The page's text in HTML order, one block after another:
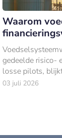
Waarom
gedeelde risico-
losse pilots,
Forum en Bain &
03 juli 2026